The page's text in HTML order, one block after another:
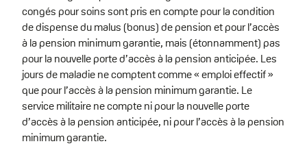
congés pour soins sont pris en compte pour la condition
de dispense du malus (bonus) de pension et pour l’accès
à la pension minimum garantie, mais (étonnamment) pas
pour la nouvelle porte d’accès à la pension anticipée. Les
jours de maladie ne comptent comme « emploi effectif »
que pour l’accès à la pension minimum garantie. Le
service militaire ne compte ni pour la nouvelle porte
d’accès à la pension anticipée, ni pour l’accès à la pension
minimum garantie.